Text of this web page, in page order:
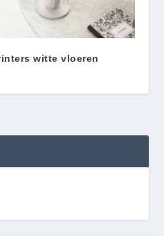
witte vloeren